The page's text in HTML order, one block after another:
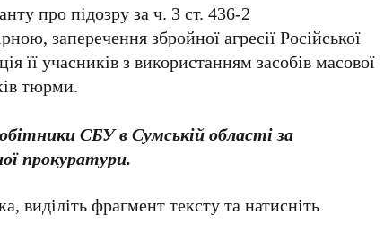
про підозру за ч. 3 ст. 436-2
заперечення збройної агресії Російської
її учасників з використанням засобів масової
тюрми.
СБУ в Сумській області за
прокуратури.
фрагмент тексту та натисніть